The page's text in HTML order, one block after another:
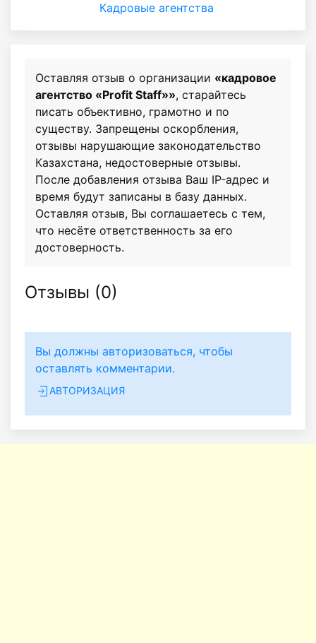
Кадровые агентства
Оставляя отзыв о организации «кадровое
агентство «Profit Staff»», старайтесь
писать объективно, грамотно и по
существу. Запрещены оскорбления,
отзывы нарушающие законодательство
Казахстана, недостоверные отзывы.
После добавления отзыва Ваш IP-адрес и
время будут записаны в базу данных.
Оставляя отзыв, Вы соглашаетесь с тем,
что несёте ответственность за его
достоверность.
Отзывы (0)
Вы должны авторизоваться, чтобы
оставлять комментарии.
АВТОРИЗАЦИЯ